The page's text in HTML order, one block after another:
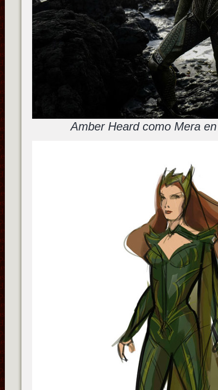
Amber Heard como Mera